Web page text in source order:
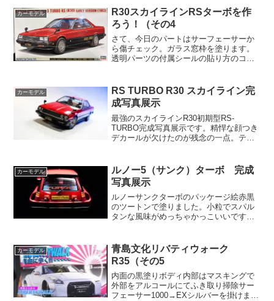
カーモデル
R30スカイラインRSターボを作
ろう！（その4
さて、今日のパートはサーフェーサーか
ら傷チェック。ガラス窓枠を塗ります。
透明パーツの付属シールの貼り方のコツ
ガイア07シルバーです。最近やっと再版
されたのかHZで見かけ...
カーモデル
RS TURBO R30 スカイライン完
成写真展示
最強のスカイラインR30初期型RS-
TURBO完成写真展示です。精悍な顔つき
デカールが欠けたのが残念の一点。テー
はないであろう下まわりの塗装。ハイビ
ーム設定でライト点灯...
カーモデル
ルノー5（サンク）ターボ 完成
写真展示
ルノーサンクターボのパッケージ絵赤黒
のツートンで塗りました。小粒でスパル
タンな風味がめっちゃかっこいいですの
改造しました。内装がブルーとフラット
ベースを混ぜろと書いてあ...
カーモデル
青島文化リバティウォーク
R35（その5
内面の黒塗りボディ内部はマスキングで
外部をアルコールにてふき取り掃除サー
フェーサー1000→EXシルバーを掛けまし